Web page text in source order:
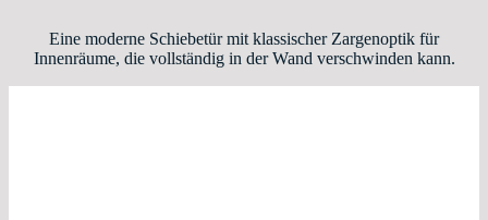
Eine moderne Schiebetür mit klassischer Zargenoptik für
Innenräume, die vollständig in der Wand verschwinden kann.